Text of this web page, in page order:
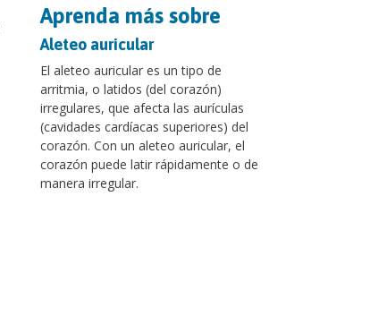
Aprenda más sobre
Aleteo auricular
El aleteo auricular es un tipo de
arritmia, o latidos (del corazón)
irregulares, que afecta las aurículas
(cavidades cardíacas superiores) del
corazón. Con un aleteo auricular, el
corazón puede latir rápidamente o de
manera irregular.